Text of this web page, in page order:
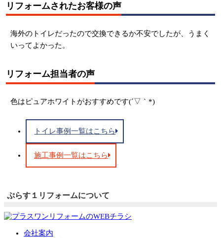
リフォームされたお客様の声
海外のトイレだったので交換できるか不安でしたが、うまく
いってよかった。
リフォーム担当者の声
色はピュアホワイトがおすすめです(´▽｀*)
トイレ事例一覧はこちら
施工事例一覧はこちら
ぷらす１リフォームについて
会社案内